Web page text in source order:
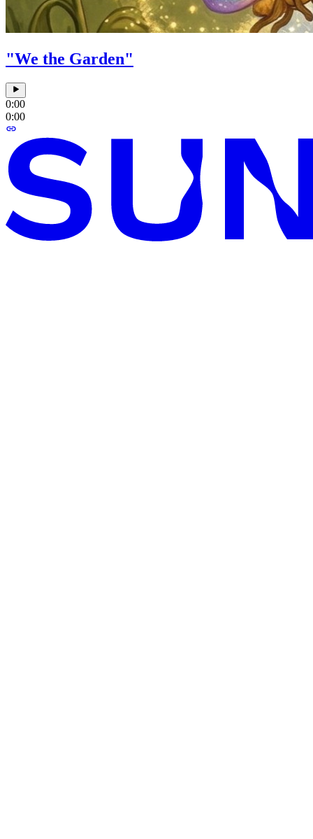
"We the Garden"
0:00
0:00